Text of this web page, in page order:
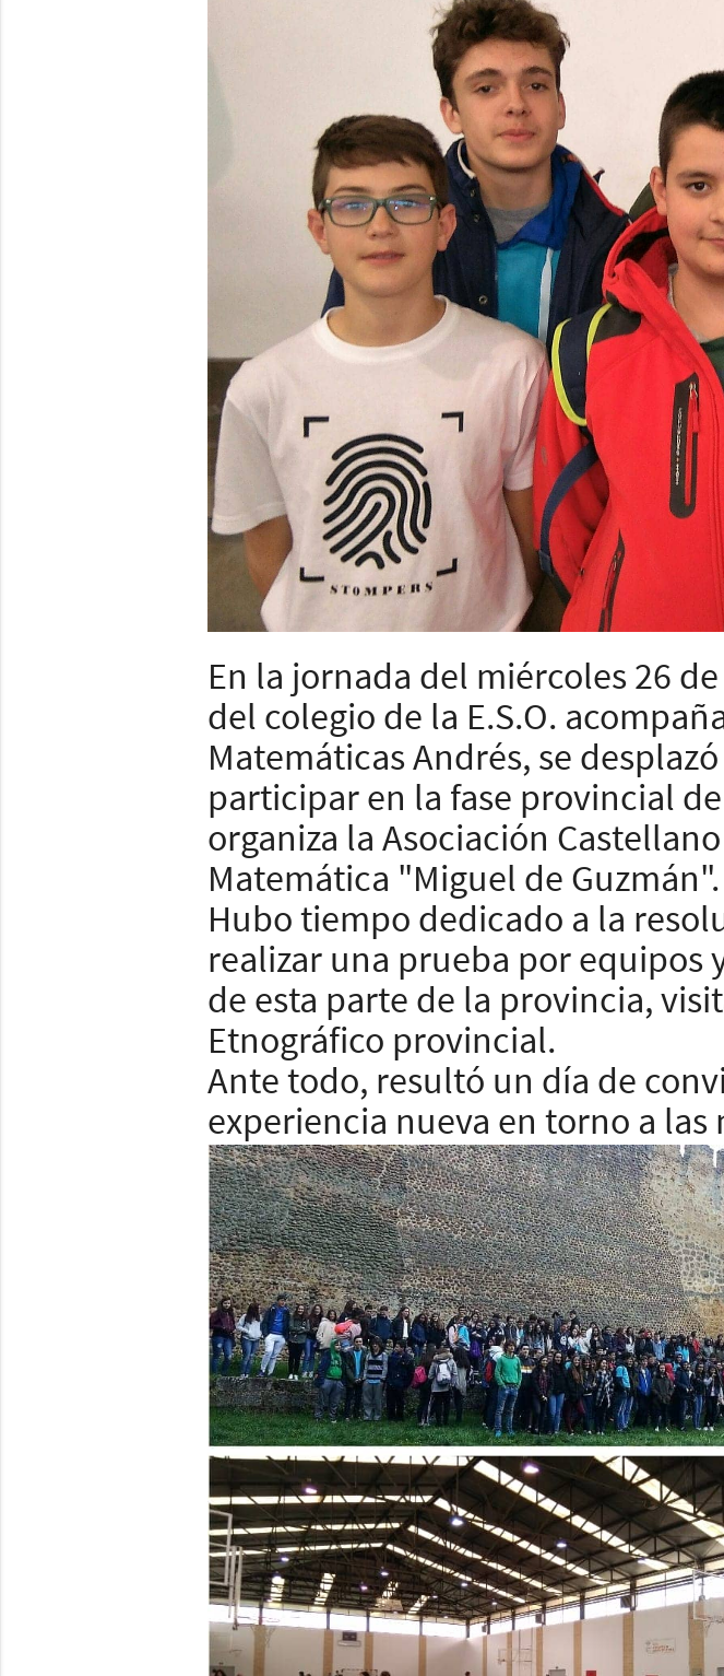
En la jornada del miércoles 26
del colegio de la E.S.O.
Matemáticas Andrés, se
participar en la fase provincial
organiza la Asociación
Matemática "Miguel de Guzmán".
Hubo tiempo dedicado a la
realizar una prueba por equipos
de esta parte de la provincia,
Etnográfico provincial.
Ante todo, resultó un día de
experiencia nueva en torno a las